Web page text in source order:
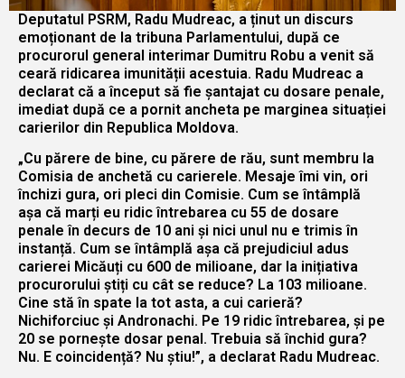
Deputatul PSRM, Radu Mudreac, a ținut un discurs
emoționant de la tribuna Parlamentului, după ce
procurorul general interimar Dumitru Robu a venit să
ceară ridicarea imunității acestuia. Radu Mudreac a
declarat că a început să fie șantajat cu dosare penale,
imediat după ce a pornit ancheta pe marginea situației
carierilor din Republica Moldova.
„Cu părere de bine, cu părere de rău, sunt membru la
Comisia de anchetă cu carierele. Mesaje îmi vin, ori
închizi gura, ori pleci din Comisie. Cum se întâmplă
așa că marți eu ridic întrebarea cu 55 de dosare
penale în decurs de 10 ani și nici unul nu e trimis în
instanță. Cum se întâmplă așa că prejudiciul adus
carierei Micăuți cu 600 de milioane, dar la inițiativa
procurorului știți cu cât se reduce? La 103 milioane.
Cine stă în spate la tot asta, a cui carieră?
Nichiforciuc și Andronachi. Pe 19 ridic întrebarea, și pe
20 se pornește dosar penal. Trebuia să închid gura?
Nu. E coincidență? Nu știu!”, a declarat Radu Mudreac.